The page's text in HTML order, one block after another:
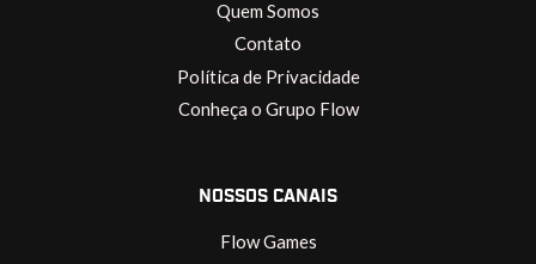
Quem Somos
Contato
Política de Privacidade
Conheça o Grupo Flow
NOSSOS CANAIS
Flow Games